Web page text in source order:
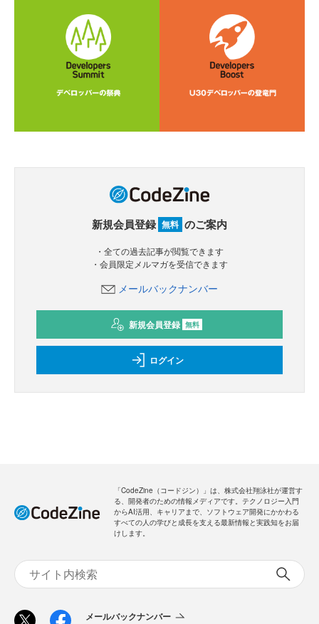
新規会員登録 無料 のご案内
・全ての過去記事が閲覧できます
・会員限定メルマガを受信できます
メールバックナンバー
新規会員登録 無料
ログイン
「CodeZine（コードジン）」は、株式会社翔泳社が運営す
る、開発者のための情報メディアです。テクノロジー入門
からAI活用、キャリアまで、ソフトウェア開発にかかわる
すべての人の学びと成長を支える最新情報と実践知をお届
けします。
メールバックナンバー